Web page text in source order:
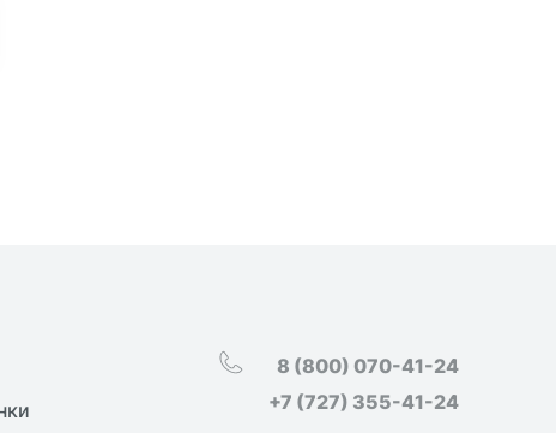
8 (800) 070-41-24
+7 (727) 355-41-24